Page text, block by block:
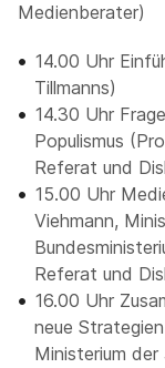
Medienberater)
14.00 Uhr
Tillmanns)
14.30 Uhr
Populismus
Referat und
15.00 Uhr
Viehmann,
Referat und
16.00 Uhr
neue
Ministerium